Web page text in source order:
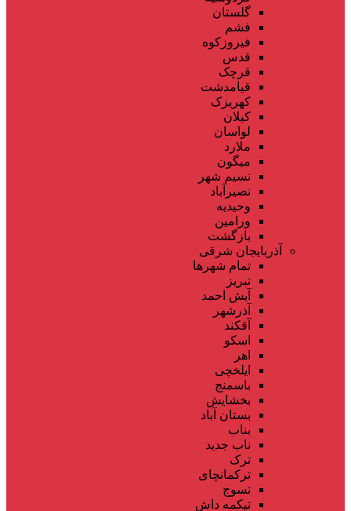
گلستان
فشم
فیروزکوه
قدس
قرچک
قیامدشت
کهریزک
کیلان
لواسان
ملارد
میگون
نسیم شهر
نصیرآباد
وحیدیه
ورامین
بازگشت
آذربایجان شرقی
تمام شهر‌ها
تبریز
آبش احمد
آذرشهر
آقکند
اسکو
اهر
ایلخچی
باسمنج
بخشایش
بستان آباد
بناب
ناب جدید
ترک
ترکمانچای
تسوج
تیکمه داش